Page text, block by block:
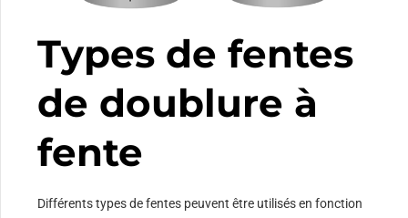
Types de fentes
de doublure à
fente
Différents types de fentes peuvent être utilisés en fonction